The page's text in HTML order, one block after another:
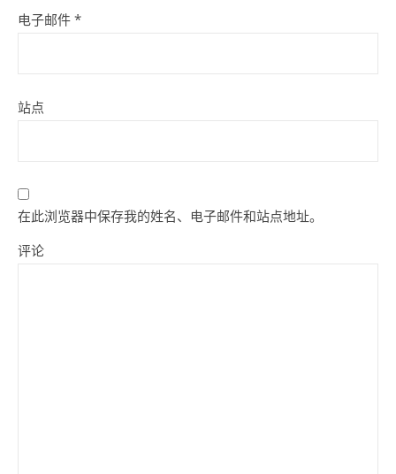
电子邮件 *
站点
在此浏览器中保存我的姓名、电子邮件和站点地址。
评论